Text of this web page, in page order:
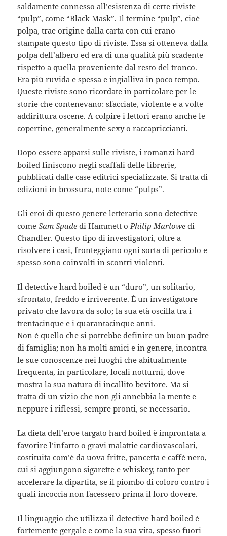
saldamente connesso all’esistenza di certe riviste
“pulp”, come “Black Mask”. Il termine “pulp”, cioè
polpa, trae origine dalla carta con cui erano
stampate questo tipo di riviste. Essa si otteneva dalla
polpa dell’albero ed era di una qualità più scadente
rispetto a quella proveniente dal resto del tronco.
Era più ruvida e spessa e ingialliva in poco tempo.
Queste riviste sono ricordate in particolare per le
storie che contenevano: sfacciate, violente e a volte
addirittura oscene. A colpire i lettori erano anche le
copertine, generalmente sexy o raccapriccianti.
Dopo essere apparsi sulle riviste, i romanzi hard
boiled finiscono negli scaffali delle librerie,
pubblicati dalle case editrici specializzate. Si tratta di
edizioni in brossura, note come “pulps”.
Gli eroi di questo genere letterario sono detective
comeSam Spade di Hammett o Philip Marlowe di
Chandler. Questo tipo di investigatori, oltre a
risolvere i casi, fronteggiano ogni sorta di pericolo e
spesso sono coinvolti in scontri violenti.
Il detective hard boiled è un “duro”, un solitario,
sfrontato, freddo e irriverente. È un investigatore
privato che lavora da solo; la sua età oscilla tra i
trentacinque e i quarantacinque anni.
Non è quello che si potrebbe definire un buon padre
di famiglia; non ha molti amici e in genere, incontra
le sue conoscenze nei luoghi che abitualmente
frequenta, in particolare, locali notturni, dove
mostra la sua natura di incallito bevitore. Ma si
tratta di un vizio che non gli annebbia la mente e
neppure i riflessi, sempre pronti, se necessario.
La dieta dell’eroe targato hard boiled è improntata a
favorire l’infarto o gravi malattie cardiovascolari,
costituita com’è da uova fritte, pancetta e caffè nero,
cui si aggiungono sigarette e whiskey, tanto per
accelerare la dipartita, se il piombo di coloro contro i
quali incoccia non facessero prima il loro dovere.
Il linguaggio che utilizza il detective hard boiled è
fortemente gergale e come la sua vita, spesso fuori